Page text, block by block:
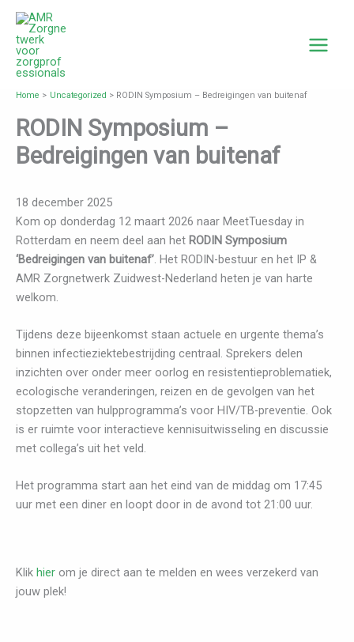
naar
inhoud
Home Uncategorized RODIN Symposium – Bedreigingen van buitenaf
RODIN Symposium –
Bedreigingen van buitenaf
18 december 2025
Kom op donderdag 12 maart 2026 naar MeetTuesday in
Rotterdam en neem deel aan het RODIN Symposium
‘Bedreigingen van buitenaf’. Het RODIN-bestuur en het IP &
AMR Zorgnetwerk Zuidwest-Nederland heten je van harte
welkom.
Tijdens deze bijeenkomst staan actuele en urgente thema’s
binnen infectieziektebestrijding centraal. Sprekers delen
inzichten over onder meer oorlog en resistentieproblematiek,
ecologische veranderingen, reizen en de gevolgen van het
stopzetten van hulpprogramma’s voor HIV/TB-preventie. Ook
is er ruimte voor interactieve kennisuitwisseling en discussie
met collega’s uit het veld.
Het programma start aan het eind van de middag om 17:45
uur met een diner en loopt door in de avond tot 21:00 uur.
Klik hier om je direct aan te melden en wees verzekerd van
jouw plek!